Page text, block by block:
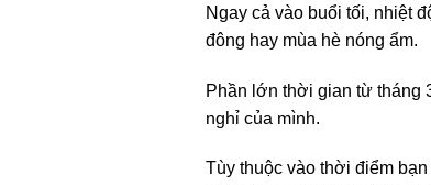
Ngay cả vào buổi tối, nhiệt
đông hay mùa hè nóng ẩm.
Phần lớn thời gian từ tháng
nghỉ của mình.
Tùy thuộc vào thời điểm